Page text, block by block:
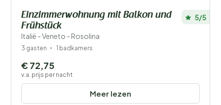
Je vakantie
Kies reisdata en je gezelschap
Wanneer?
Einzimmerwohnung mit Balkon und
Frühstück
Italië - Veneto - Rosolina
5/5
3 gasten 1 badkamers
Meer lezen
€ 72,75
v.a. prijs per nacht